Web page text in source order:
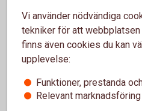
Se hela festivalprogrammet
Ladda ner affisch
Vi använder nödvändiga
tekniker för att
finns även cookies du kan
upplevelse:
Funktioner, prestanda
Relevant marknadsföring